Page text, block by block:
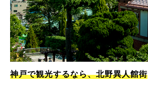
神戸で観光するなら、北野異人館街